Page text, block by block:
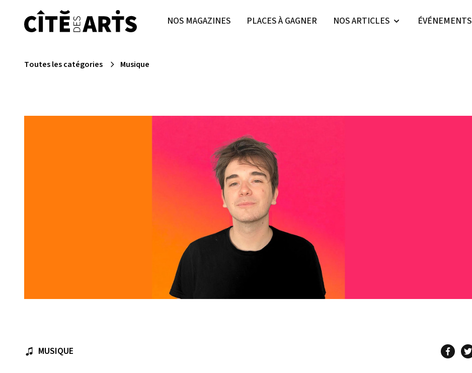
NOS MAGAZINES PLACES À GAGNER NOS ARTICLES ÉVÉNEMENTS
Toutes les catégories Musique
MUSIQUE